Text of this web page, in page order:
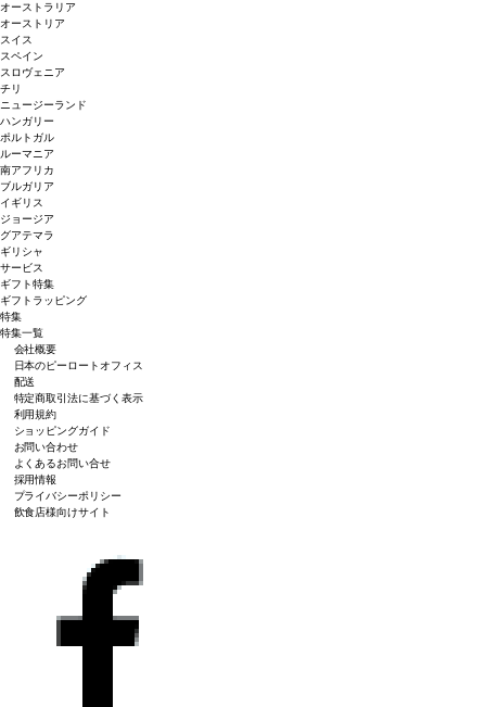
オーストラリア
オーストリア
スイス
スペイン
スロヴェニア
チリ
ニュージーランド
ハンガリー
ポルトガル
ルーマニア
南アフリカ
ブルガリア
イギリス
ジョージア
グアテマラ
ギリシャ
サービス
ギフト特集
ギフトラッピング
特集
特集一覧
会社概要
日本のピーロートオフィス
配送
特定商取引法に基づく表示
利用規約
ショッピングガイド
お問い合わせ
よくあるお問い合せ
採用情報
プライバシーポリシー
飲食店様向けサイト